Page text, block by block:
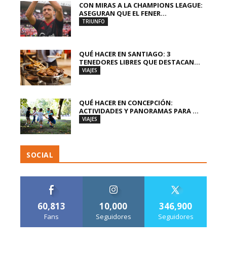
CON MIRAS A LA CHAMPIONS LEAGUE:
ASEGURAN QUE EL FENER...
TRIUNFO
QUÉ HACER EN SANTIAGO: 3
TENEDORES LIBRES QUE DESTACAN...
VIAJES
QUÉ HACER EN CONCEPCIÓN:
ACTIVIDADES Y PANORAMAS PARA ...
VIAJES
SOCIAL
60,813
Fans
10,000
Seguidores
346,900
Seguidores